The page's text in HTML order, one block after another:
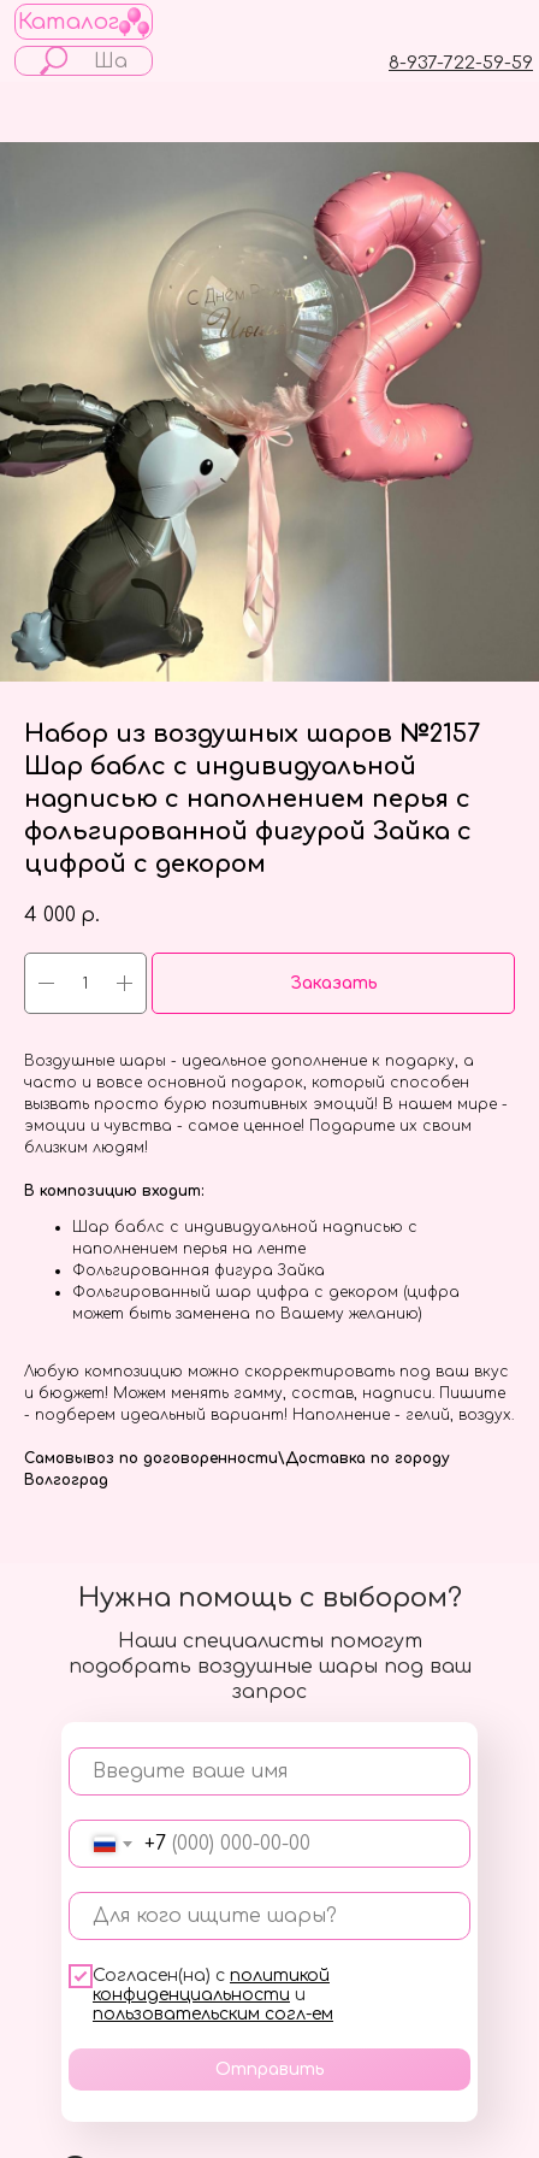
Каталог
8-937-722-59-59
Набор из воздушных шаров №2157
Шар баблс с индивидуальной
надписью с наполнением перья с
фольгированной фигурой Зайка с
цифрой с декором
4 000 р.
Заказать
Воздушные шары - идеальное дополнение к подарку, а
часто и вовсе основной подарок, который способен
вызвать просто бурю позитивных эмоций! В нашем мире -
эмоции и чувства - самое ценное! Подарите их своим
близким людям!
В композицию входит:
Шар баблс с индивидуальной надписью с
наполнением перья на ленте
Фольгированная фигура Зайка
Фольгированный шар цифра с декором (цифра
может быть заменена по Вашему желанию)
Любую композицию можно скорректировать под ваш вкус
и бюджет! Можем менять гамму, состав, надписи. Пишите
- подберем идеальный вариант! Наполнение - гелий, воздух.
Самовывоз по договоренности\Доставка по городу
Волгоград
Наши специалисты помогут
подобрать воздушные шары под ваш
запрос
Введите ваше имя
+7
Для кого ищите шары?
Согласен(на) с политикой
конфиденциальности и
пользовательским согл-ем
Отправить
Нужна помощь с выбором?